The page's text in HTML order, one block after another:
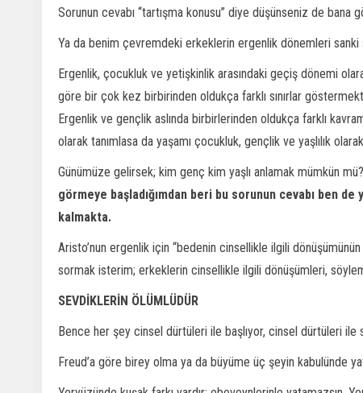
Sorunun cevabı “tartışma konusu” diye düşünseniz de bana
Ya da benim çevremdeki erkeklerin ergenlik dönemleri sanki
Ergenlik, çocukluk ve yetişkinlik arasındaki geçiş dönemi
göre bir çok kez birbirinden oldukça farklı sınırlar
Ergenlik ve gençlik aslında birbirlerinden oldukça farklı
olarak tanımlasa da yaşamı çocukluk, gençlik ve yaşlılık
Günümüze gelirsek; kim genç kim yaşlı anlamak mümkün mü?
görmeye başladığımdan beri bu sorunun cevabı ben de
kalmakta.
Aristo’nun ergenlik için “bedenin cinsellikle ilgili dönüşümünün
sormak isterim; erkeklerin cinsellikle ilgili dönüşümleri,
SEVDİKLERİN ÖLÜMLÜDÜR
Bence her şey cinsel dürtüleri ile başlıyor, cinsel dürtüleri ile
Freud’a göre birey olma ya da büyüme üç şeyin kabulünde